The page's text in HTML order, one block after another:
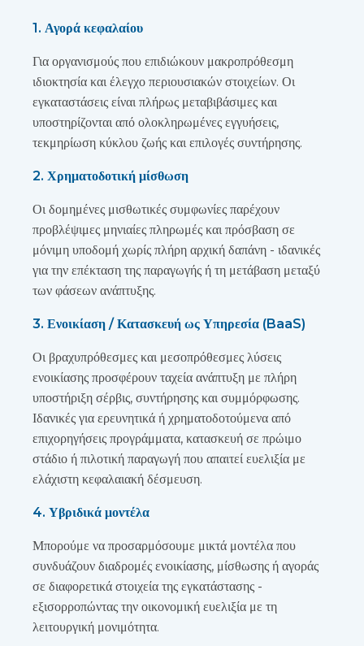
1. Αγορά κεφαλαίου
Για οργανισμούς που επιδιώκουν μακροπρόθεσμη
ιδιοκτησία και έλεγχο περιουσιακών στοιχείων. Οι
εγκαταστάσεις είναι πλήρως μεταβιβάσιμες και
υποστηρίζονται από ολοκληρωμένες εγγυήσεις,
τεκμηρίωση κύκλου ζωής και επιλογές συντήρησης.
2. Χρηματοδοτική μίσθωση
Οι δομημένες μισθωτικές συμφωνίες παρέχουν
προβλέψιμες μηνιαίες πληρωμές και πρόσβαση σε
μόνιμη υποδομή χωρίς πλήρη αρχική δαπάνη - ιδανικές
για την επέκταση της παραγωγής ή τη μετάβαση μεταξύ
των φάσεων ανάπτυξης.
3. Ενοικίαση / Κατασκευή ως Υπηρεσία (BaaS)
Οι βραχυπρόθεσμες και μεσοπρόθεσμες λύσεις
ενοικίασης προσφέρουν ταχεία ανάπτυξη με πλήρη
υποστήριξη σέρβις, συντήρησης και συμμόρφωσης.
Ιδανικές για ερευνητικά ή χρηματοδοτούμενα από
επιχορηγήσεις προγράμματα, κατασκευή σε πρώιμο
στάδιο ή πιλοτική παραγωγή που απαιτεί ευελιξία με
ελάχιστη κεφαλαιακή δέσμευση.
4. Υβριδικά μοντέλα
Μπορούμε να προσαρμόσουμε μικτά μοντέλα που
συνδυάζουν διαδρομές ενοικίασης, μίσθωσης ή αγοράς
σε διαφορετικά στοιχεία της εγκατάστασης -
εξισορροπώντας την οικονομική ευελιξία με τη
λειτουργική μονιμότητα.